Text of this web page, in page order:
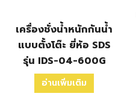
เครื่องชั่งน้ำหนักกันน้ำ
แบบตั้งโต๊ะ ยี่ห้อ SDS
รุ่น IDS-04-600G
อ่านเพิ่มเติม